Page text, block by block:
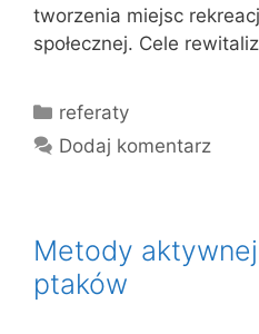
tworzenia miejsc
społecznej. Cele
Kategorie
referaty
Dodaj komentarz
Metody
ptaków